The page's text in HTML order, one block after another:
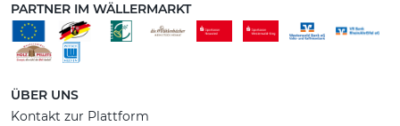
PARTNER IM WÄLLERMARKT
ÜBER UNS
Kontakt zur Plattform